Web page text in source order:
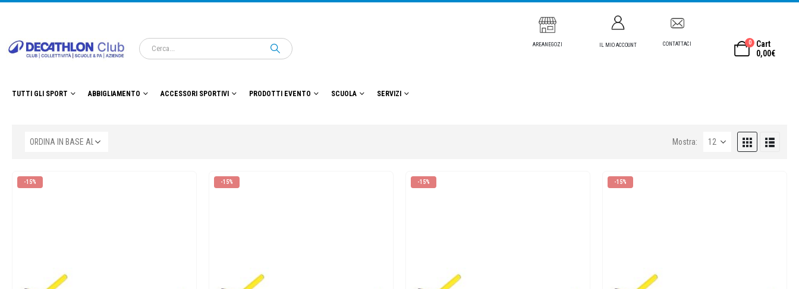
AREANEGOZI IL MIO ACCOUNT CONTATTACI 0
Cart
0,00€
TUTTI GLI SPORT ABBIGLIAMENTO ACCESSORI SPORTIVI PRODOTTI EVENTO SCUOLA SERVIZI
Mostra:
-15% -15% -15% -15%